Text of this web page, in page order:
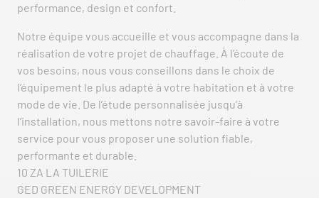
performance, design et confort.
Notre équipe vous accueille et vous accompagne dans la
réalisation de votre projet de chauffage. À l’écoute de
vos besoins, nous vous conseillons dans le choix de
l’équipement le plus adapté à votre habitation et à votre
mode de vie. De l’étude personnalisée jusqu’à
l’installation, nous mettons notre savoir-faire à votre
service pour vous proposer une solution fiable,
performante et durable.
10 ZA LA TUILERIE
GED GREEN ENERGY DEVELOPMENT